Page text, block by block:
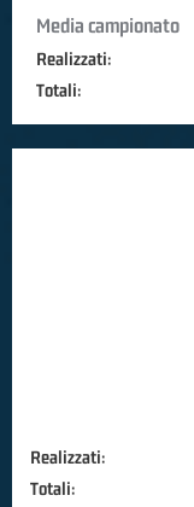
Media campionato
Realizzati:
Totali:
Realizzati:
Totali: